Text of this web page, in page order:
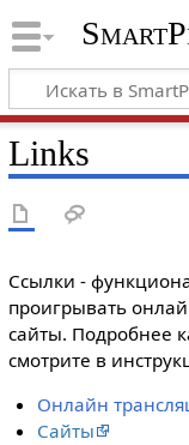
Links
Ссылки -
проигрывать
сайты. Подробнее
смотрите в
Онлайн
Сайты